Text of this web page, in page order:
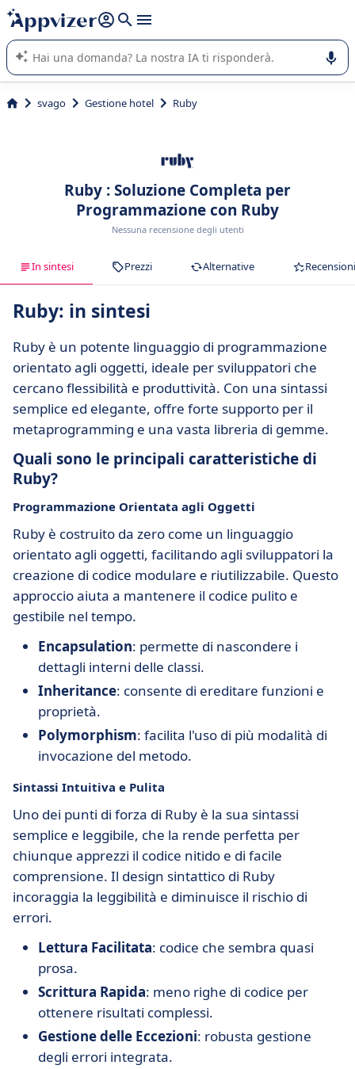
righe con
shift + enter
L'IA di Appvizer vi guida nell'utilizzo o nella scelta di un
software SaaS per la vostra azienda.
svago Gestione hotel Ruby
Ruby : Soluzione Completa per
Programmazione con Ruby
Nessuna recensione degli utenti
In sintesi Prezzi Alternative Recensioni
Ruby: in sintesi
Ruby è un potente linguaggio di programmazione
orientato agli oggetti, ideale per sviluppatori che
cercano flessibilità e produttività. Con una sintassi
semplice ed elegante, offre forte supporto per il
metaprogramming e una vasta libreria di gemme.
Quali sono le principali caratteristiche di
Ruby?
Programmazione Orientata agli Oggetti
Ruby è costruito da zero come un linguaggio
orientato agli oggetti, facilitando agli sviluppatori la
creazione di codice modulare e riutilizzabile. Questo
approccio aiuta a mantenere il codice pulito e
gestibile nel tempo.
Encapsulation: permette di nascondere i
dettagli interni delle classi.
Inheritance: consente di ereditare funzioni e
proprietà.
Polymorphism: facilita l'uso di più modalità di
invocazione del metodo.
Sintassi Intuitiva e Pulita
Uno dei punti di forza di Ruby è la sua sintassi
semplice e leggibile, che la rende perfetta per
chiunque apprezzi il codice nitido e di facile
comprensione. Il design sintattico di Ruby
incoraggia la leggibilità e diminuisce il rischio di
errori.
Lettura Facilitata: codice che sembra quasi
prosa.
Scrittura Rapida: meno righe di codice per
ottenere risultati complessi.
Gestione delle Eccezioni: robusta gestione
degli errori integrata.